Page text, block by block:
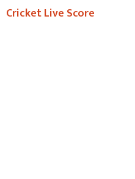
Cricket Live Score